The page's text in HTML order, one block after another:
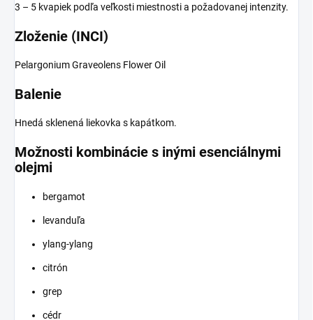
3 – 5 kvapiek podľa veľkosti miestnosti a požadovanej intenzity.
Zloženie (INCI)
Pelargonium Graveolens Flower Oil
Balenie
Hnedá sklenená liekovka s kapátkom.
Možnosti kombinácie s inými esenciálnymi
olejmi
bergamot
levanduľa
ylang-ylang
citrón
grep
cédr